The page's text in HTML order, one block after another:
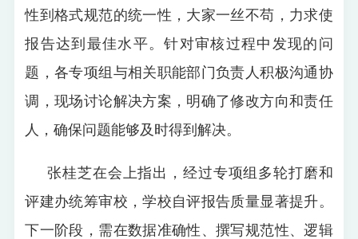
性到格式规范的统一性，大家一丝不苟，力求使
报告达到最佳水平。针对审核过程中发现的问
题，各专项组与相关职能部门负责人积极沟通协
调，现场讨论解决方案，明确了修改方向和责任
人，确保问题能够及时得到解决。
张桂芝在会上指出，经过专项组多轮打磨和
评建办统筹审校，学校自评报告质量显著提升。
下一阶段，需在数据准确性、撰写规范性、逻辑